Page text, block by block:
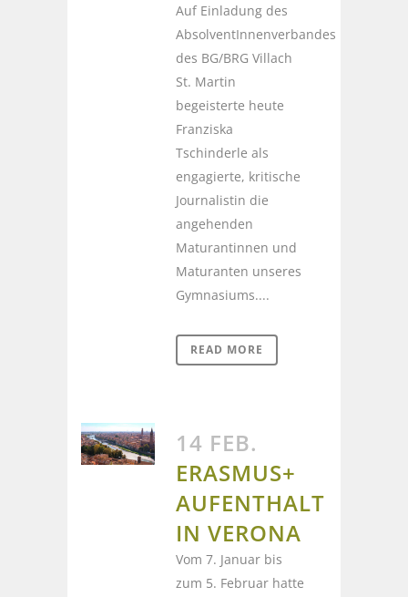
Auf Einladung des
AbsolventInnenverbandes
des BG/BRG Villach
St. Martin
begeisterte heute
Franziska
Tschinderle als
engagierte, kritische
Journalistin die
angehenden
Maturantinnen und
Maturanten unseres
Gymnasiums....
READ MORE
14 FEB.
ERASMUS+
AUFENTHALT
IN VERONA
Vom 7. Januar bis
zum 5. Februar hatte